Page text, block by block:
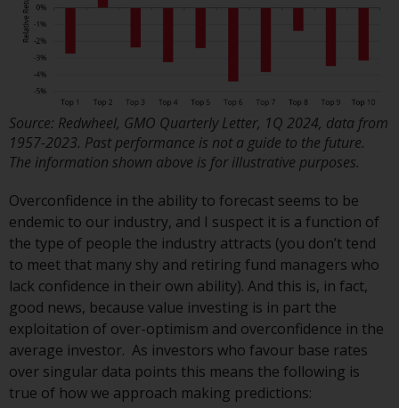
Informationen finden Sie im
Verkaufsprospekt des Fonds, der
telefonisch unter 1-855-RWC-
FUND erhältlich ist oder indem
Sie
https://www.redwheel.com/us/en/
and-documents/ besuchen. Bitte
lesen Sie den Verkaufsprospekt
investieren.
Andere auf dieser Website
beschriebene Fonds unterliegen
nicht den gleichen
regulatorischen Anforderungen
wie 40 Act Funds, einschließlich
der Anforderungen an
Investmentfonds, Anlegern
bestimmte regelmäßige und
Source: Redwheel, GMO Quarterly Letter, 1Q 2024, data from
1957-2023. Past performance is not a guide to the future.
The information shown above is for illustrative purposes.
Overconfidence in the ability to forecast seems to be
endemic to our industry, and I suspect it is a function of
the type of people the industry attracts (you don’t tend
to meet that many shy and retiring fund managers who
lack confidence in their own ability). And this is, in fact,
good news, because value investing is in part the
exploitation of over-optimism and overconfidence in the
average investor. As investors who favour base rates
over singular data points this means the following is
true of how we approach making predictions: